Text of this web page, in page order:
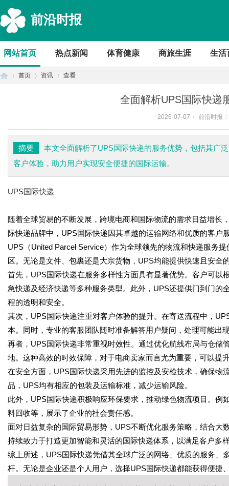
前沿时报
网站首页 热点新闻 体育健康 商旅生涯 生活
首页 资讯 查看
全面解析UPS国际快递
2026-07-07 / 前沿时报 /
摘要
本文全面解析了UPS国际快递的服务优势，包括其广
客户体验，助力用户实现安全便捷的国际运输。
UPS国际快递
随着全球贸易的不断发展，跨境电商和国际物流的需求日益增
际快递品牌中，UPS国际快递因其卓越的运输网络和优质的客户
UPS（United Parcel Service）作为全球领先的物流和快递服务
区。无论是文件、包裹还是大宗货物，UPS均能提供快速且安全
首先，UPS国际快递在服务多样性方面具有显著优势。客户可
急快递及经济快递等多种服务类型。此外，UPS还提供门到门
程的透明和安全。
其次，UPS国际快递注重对客户体验的提升。在寄送流程中，
本。同时，专业的客服团队随时准备解答用户疑问，处理可能出
再者，UPS国际快递非常重视时效性。通过优化航线布局与仓
地。这种高效的时效保障，对于电商卖家而言尤为重要，可以提
在安全方面，UPS国际快递采用先进的监控及安检技术，确保
品，UPS均有相应的包装及运输标准，减少运输风险。
此外，UPS国际快递积极响应环保要求，推动绿色物流项目。
料回收等，展示了企业的社会责任感。
面对日益复杂的国际贸易形势，UPS不断优化服务策略，结合
持续致力于打造更加智能和灵活的国际快递体系，以满足客户多
综上所述，UPS国际快递凭借其全球广泛的网络、优质的服务
杆。无论是企业还是个人用户，选择UPS国际快递都能获得便捷